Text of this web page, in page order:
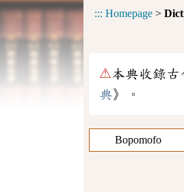
::: Homepage >
⚠本典收錄古
典》。
Bopomofo